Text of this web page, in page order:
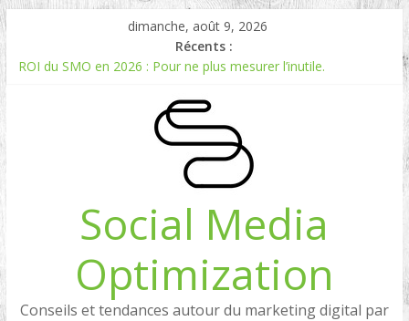
dimanche, août 9, 2026
Récents :
ROI du SMO en 2026 : Pour ne plus mesurer l’inutile.
Experts en Social Listening en France : qui sont les références
Reddit, la brique manquante entre Social Intelligence et AIO
Comment votre e-réputation dépend du social listening et des
Social Media
Optimization
Conseils et tendances autour du marketing digital par